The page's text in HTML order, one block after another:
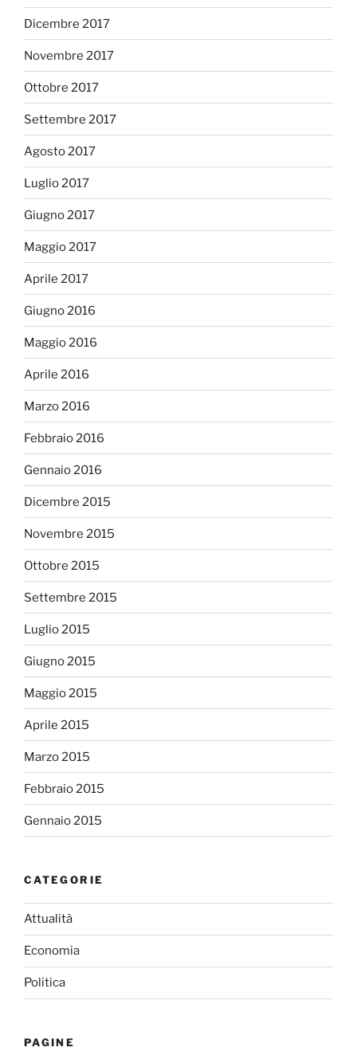
Dicembre 2017
Novembre 2017
Ottobre 2017
Settembre 2017
Agosto 2017
Luglio 2017
Giugno 2017
Maggio 2017
Aprile 2017
Giugno 2016
Maggio 2016
Aprile 2016
Marzo 2016
Febbraio 2016
Gennaio 2016
Dicembre 2015
Novembre 2015
Ottobre 2015
Settembre 2015
Luglio 2015
Giugno 2015
Maggio 2015
Aprile 2015
Marzo 2015
Febbraio 2015
Gennaio 2015
CATEGORIE
Attualità
Economia
Politica
PAGINE